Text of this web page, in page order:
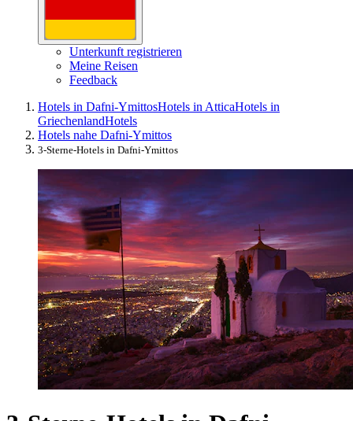
Unterkunft registrieren
Meine Reisen
Feedback
Hotels in Dafni-YmittosHotels in AtticaHotels in
GriechenlandHotels
Hotels nahe Dafni-Ymittos
3-Sterne-Hotels in Dafni-Ymittos